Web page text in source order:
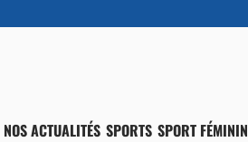
NOS ACTUALITÉS SPORTS SPORT FÉMININ